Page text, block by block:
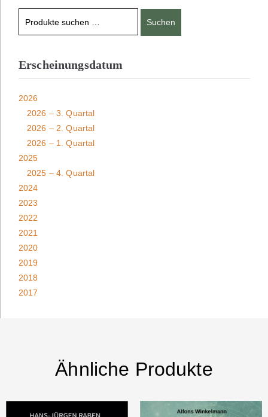
Suchen
Erscheinungsdatum
2026
2026 – 3. Quartal
2026 – 2. Quartal
2026 – 1. Quartal
2025
2025 – 4. Quartal
2024
2023
2022
2021
2020
2019
2018
2017
Ähnliche Produkte